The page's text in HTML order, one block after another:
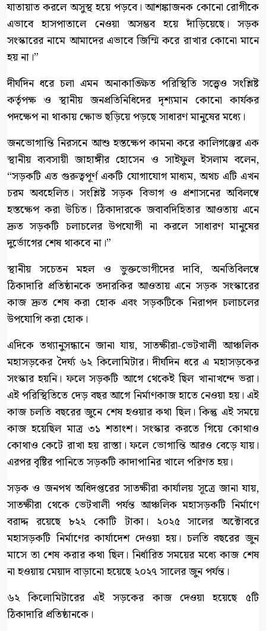
যাতায়াত করলে অসুস্থ হয়ে পড়বে। আশঙ্কাজনক কোনো রোগীকে
এভাবে হাসপাতালে নেওয়া অসম্ভব হয়ে দাঁড়িয়েছে। সড়ক
সংস্কারের নামে আমাদের এভাবে জিম্মি করে রাখার কোনো মানে
হয় না।”
​দীর্ঘদিন ধরে চলা এমন অনাকাঙ্ক্ষিত পরিস্থিতি সত্ত্বেও সংশ্লিষ্ট
কর্তৃপক্ষ ও স্থানীয় জনপ্রতিনিধিদের দৃশ্যমান কোনো কার্যকর
পদক্ষেপ না থাকায় ক্ষোভ ছড়িয়ে পড়ছে সাধারণ মানুষের মধ্যে।
​জনভোগান্তি নিরসনে আশু হস্তক্ষেপ কামনা করে কালিগঞ্জের এক
স্থানীয় ব্যবসায়ী জাহাঙ্গীর হোসেন ও সাইফুল ইসলাম বলেন,
“সড়কটি এত গুরুত্বপূর্ণ একটি যোগাযোগ মাধ্যম, অথচ এটি এখন
চরম অবহেলিত। সংশ্লিষ্ট সড়ক বিভাগ ও প্রশাসনের অবিলম্বে
হস্তক্ষেপ করা উচিত। ঠিকাদারকে জবাবদিহিতার আওতায় এনে
দ্রুত সড়কটি চলাচলের উপযোগী না করলে সাধারণ মানুষের
দুর্ভোগের শেষ থাকবে না।”
​স্থানীয় সচেতন মহল ও ভুক্তভোগীদের দাবি, অনতিবিলম্বে
ঠিকাদারি প্রতিষ্ঠানকে তদারকির আওতায় এনে সড়ক সংস্কারের
কাজ দ্রুত শেষ করা হোক এবং সড়কটিকে নিরাপদ চলাচলের
উপযোগি করা হোক।
এদিকে তথ্যানুসন্ধানে জানা যায়, সাতক্ষীরা-ভেটখালী আঞ্চলিক
মহাসড়কের দৈর্ঘ্য ৬২ কিলোমিটার। দীর্ঘদিন ধরে এ মহাসড়কের
সংস্কার হয়নি। ফলে সড়কটি আগে থেকেই ছিল খানাখন্দে ভরা।
এই পরিস্থিতিতে দেড় বছর আগে নির্মাণকাজ হাতে নেওয়া হয়। এই
কাজ চলতি বছরের জুনে শেষ হওয়ার কথা ছিল। কিন্তু এই সময়ে
কাজ হয়েছিল মাত্র ৩১ শতাংশ। সংস্কার করতে গিয়ে কোথাও
কোথাও কেটে রাখা হয় রাস্তা। ফলে ভোগান্তি আরও বেড়ে যায়।
এরপর বৃষ্টির পানিতে সড়কটি কাদাপানির খালে পরিণত হয়।
সড়ক ও জনপথ অধিদপ্তরের সাতক্ষীরা কার্যালয় সূত্রে জানা যায়,
সাতক্ষীরা থেকে ভেটখালী পর্যন্ত আঞ্চলিক মহাসড়কটি নির্মাণে
বরাদ্দ রয়েছে ৮২২ কোটি টাকা। ২০২৫ সালের অক্টোবরে
মহাসড়কটি নির্মাণের কার্যাদেশ দেওয়া হয়। চলতি বছরের জুন
মাসে তা শেষ করার কথা ছিল। নির্ধারিত সময়ের মধ্যে কাজ শেষ
না হওয়ায় মেয়াদ বাড়ানো হয়েছে ২০২৭ সালের জুন পর্যন্ত।
৬২ কিলোমিটারের এই সড়কের কাজ দেওয়া হয়েছে ৫টি
ঠিকাদারি প্রতিষ্ঠানকে।